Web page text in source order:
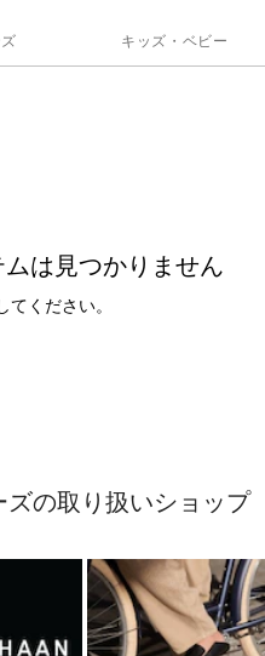
キッズ・ベビー
は見つかりません
てください。
の取り扱いショップ